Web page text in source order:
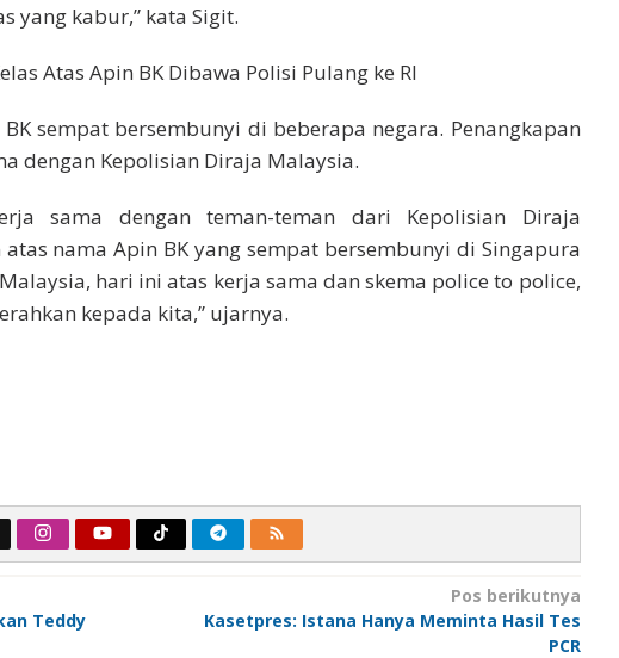
yang kabur,” kata Sigit.
Atas Apin BK Dibawa Polisi Pulang ke RI
sempat bersembunyi di beberapa negara. Penangkapan
dengan Kepolisian Diraja Malaysia.
sama dengan teman-teman dari Kepolisian Diraja
nama Apin BK yang sempat bersembunyi di Singapura
hari ini atas kerja sama dan skema police to police,
kepada kita,” ujarnya.
Teddy
Pos berikutnya
Kasetpres: Istana Hanya Meminta Hasil Tes
PCR